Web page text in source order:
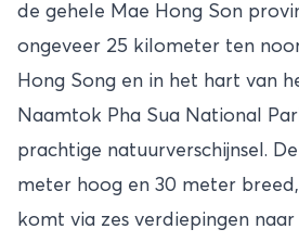
de gehele Mae Hong Son
ongeveer 25 kilometer ten
Hong Song en in het hart van
Naamtok Pha Sua National
prachtige natuurverschijnsel.
meter hoog en 30 meter
komt via zes verdiepingen